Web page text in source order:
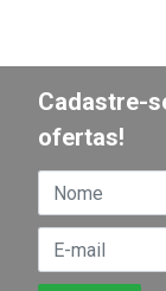
Cadastre-
ofertas!